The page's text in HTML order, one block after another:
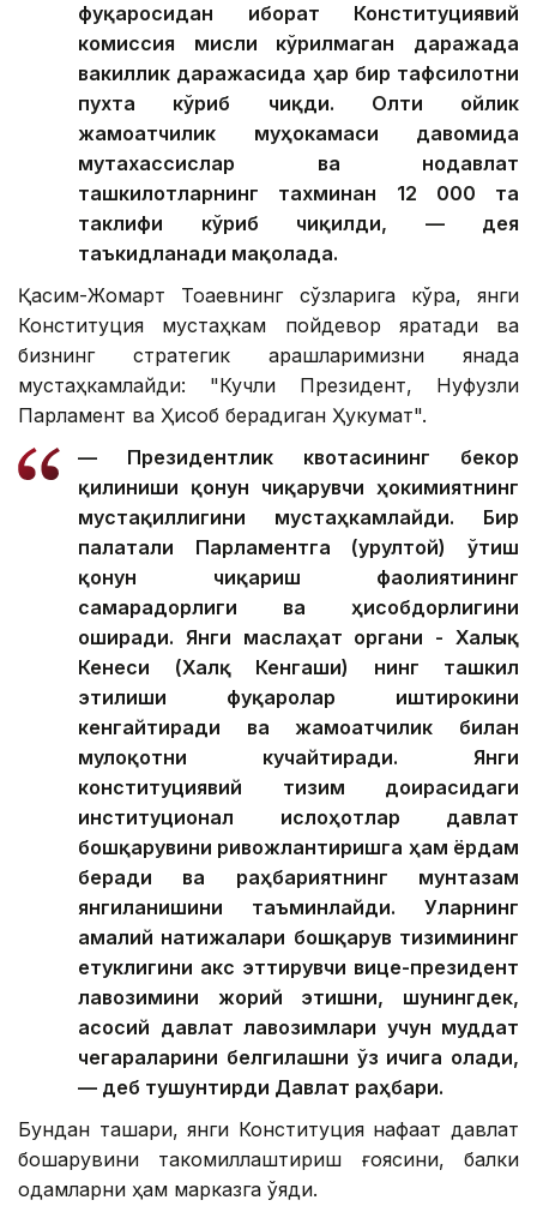
фуқаросидан иборат Конституциявий
комиссия мисли кўрилмаган даражада
вакиллик даражасида ҳар бир тафсилотни
пухта кўриб чиқди. Олти ойлик
жамоатчилик муҳокамаси давомида
мутахассислар ва нодавлат
ташкилотларнинг тахминан 12 000 та
таклифи кўриб чиқилди, — дея
таъкидланади мақолада.
Қасим-Жомарт Тоқаевнинг сўзларига кўра, янги
Конституция мустаҳкам пойдевор яратади ва
бизнинг стратегик қарашларимизни янада
мустаҳкамлайди: "Кучли Президент, Нуфузли
Парламент ва Ҳисоб берадиган Ҳукумат".
— Президентлик квотасининг бекор
қилиниши қонун чиқарувчи ҳокимиятнинг
мустақиллигини мустаҳкамлайди. Бир
палатали Парламентга (Қурултой) ўтиш
қонун чиқариш фаолиятининг
самарадорлиги ва ҳисобдорлигини
оширади. Янги маслаҳат органи - Халық
Кенеси (Халқ Кенгаши) нинг ташкил
этилиши фуқаролар иштирокини
кенгайтиради ва жамоатчилик билан
мулоқотни кучайтиради. Янги
конституциявий тизим доирасидаги
институционал ислоҳотлар давлат
бошқарувини ривожлантиришга ҳам ёрдам
беради ва раҳбариятнинг мунтазам
янгиланишини таъминлайди. Уларнинг
амалий натижалари бошқарув тизимининг
етуклигини акс эттирувчи вице-президент
лавозимини жорий этишни, шунингдек,
асосий давлат лавозимлари учун муддат
чегараларини белгилашни ўз ичига олади,
— деб тушунтирди Давлат раҳбари.
Бундан ташқари, янги Конституция нафақат давлат
бошқарувини такомиллаштириш ғоясини, балки
одамларни ҳам марказга қўяди.